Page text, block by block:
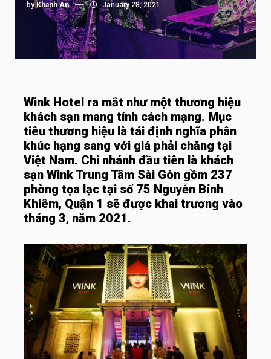
byKhanh An January 28, 2021
Wink Hotel ra mắt như một thương hiệu
khách sạn mang tính cách mạng. Mục
tiêu thương hiệu là tái định nghĩa phân
khúc hạng sang với giá phải chăng tại
Việt Nam. Chi nhánh đầu tiên là khách
sạn Wink Trung Tâm Sài Gòn gồm 237
phòng tọa lạc tại số 75 Nguyễn Bỉnh
Khiêm, Quận 1 sẽ được khai trương vào
tháng 3, năm 2021.